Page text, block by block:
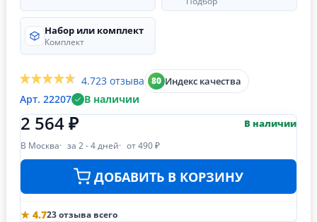
Набор или комплект
Комплект
4.723 отзыва 80 Индекс качества
Арт. 22207 В наличии
2 564 ₽ В наличии
В Москва за 2 - 4 дней от 490 ₽
ДОБАВИТЬ В КОРЗИНУ
★ 4.723 отзыва всего